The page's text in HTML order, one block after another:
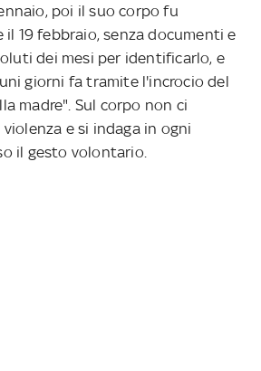
poi il suo corpo fu
19 febbraio, senza documenti e
dei mesi per identificarlo, e
giorni fa tramite l'incrocio del
madre". Sul corpo non ci
e si indaga in ogni
il gesto volontario.